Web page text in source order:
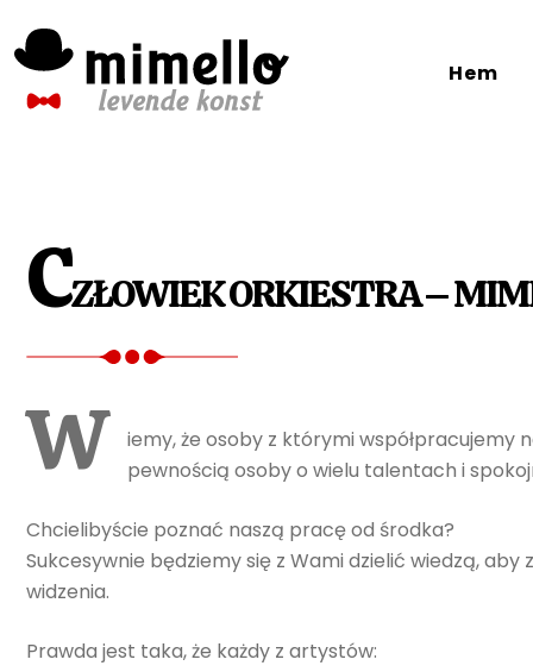
to
content
Hem
CZŁOWIEK ORKIESTRA –
W iemy, że osoby z którymi współpracujemy
pewnością osoby o wielu talentach i
Chcielibyście poznać naszą pracę od środka?
Sukcesywnie będziemy się z Wami dzielić wiedzą,
widzenia.
Prawda jest taka, że każdy z artystów: